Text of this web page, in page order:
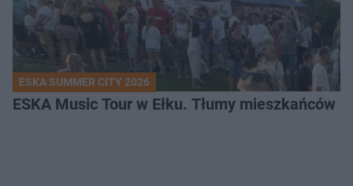
ESKA SUMMER CITY 2026
ESKA Music Tour w Ełku. Tłumy mieszkańców